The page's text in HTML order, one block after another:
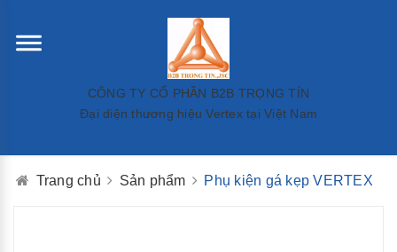
CÔNG TY CỔ PHẦN B2B TRỌNG TÍN
Đại diện thương hiệu Vertex tại Việt Nam
Trang chủ Sản phẩm Phụ kiện gá kẹp VERTEX